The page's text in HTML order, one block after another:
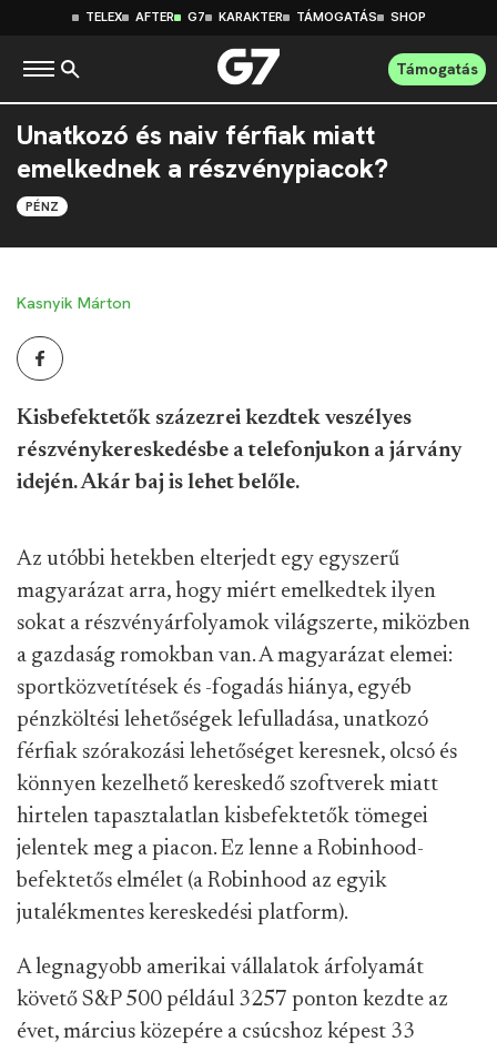
TELEX AFTER G7 KARAKTER TÁMOGATÁS SHOP
Támogatás
Unatkozó és naiv férfiak miatt
emelkednek a részvénypiacok?
PÉNZ
Kasnyik Márton
Kisbefektetők százezrei kezdtek veszélyes
részvénykereskedésbe a telefonjukon a járvány
idején. Akár baj is lehet belőle.
Az utóbbi hetekben elterjedt egy egyszerű
magyarázat arra, hogy miért emelkedtek ilyen
sokat a részvényárfolyamok világszerte, miközben
a gazdaság romokban van. A magyarázat elemei:
sportközvetítések és -fogadás hiánya, egyéb
pénzköltési lehetőségek lefulladása, unatkozó
férfiak szórakozási lehetőséget keresnek, olcsó és
könnyen kezelhető kereskedő szoftverek miatt
hirtelen tapasztalatlan kisbefektetők tömegei
jelentek meg a piacon. Ez lenne a Robinhood-
befektetős elmélet (a Robinhood az egyik
jutalékmentes kereskedési platform).
A legnagyobb amerikai vállalatok árfolyamát
követő S&P 500 például 3257 ponton kezdte az
évet, március közepére a csúcshoz képest 33